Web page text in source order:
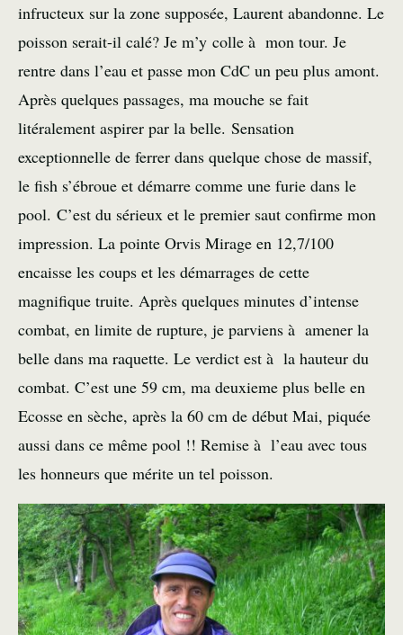
infructeux sur la zone supposée, Laurent abandonne. Le
poisson serait-il calé? Je m’y colle à mon tour. Je
rentre dans l’eau et passe mon CdC un peu plus amont.
Après quelques passages, ma mouche se fait
litéralement aspirer par la belle. Sensation
exceptionnelle de ferrer dans quelque chose de massif,
le fish s’ébroue et démarre comme une furie dans le
pool. C’est du sérieux et le premier saut confirme mon
impression. La pointe Orvis Mirage en 12,7/100
encaisse les coups et les démarrages de cette
magnifique truite. Après quelques minutes d’intense
combat, en limite de rupture, je parviens à amener la
belle dans ma raquette. Le verdict est à la hauteur du
combat. C’est une 59 cm, ma deuxieme plus belle en
Ecosse en sèche, après la 60 cm de début Mai, piquée
aussi dans ce même pool !! Remise à l’eau avec tous
les honneurs que mérite un tel poisson.